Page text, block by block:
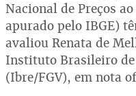
Nacional de Preços
apurado pelo IBGE)
avaliou Renata de
Instituto Brasileiro de
(Ibre/FGV), em nota